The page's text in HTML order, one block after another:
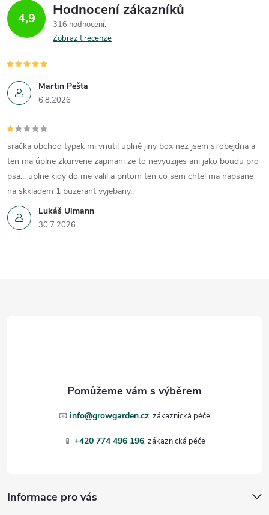
d
a
c
í
p
r
v
k
y
v
p
4,9 Hodnocení zákazníků
316 hodnocení
Zobrazit recenze
Martin Pešta
6.8.2026
Lukáš Ulmann
30.7.2026
sračka obchod typek mi vnutil uplně jiny box nez jsem si obejdna a
ten ma úplne zkurvene zapinani ze to nevyuzijes ani jako boudu pro
psa... uplne kidy do me valil a pritom ten co sem chtel ma napsane
na skkladem 1 buzerant vyjebany..
📧 info@growgarden.cz
📱 +420 774 496 196
Informace pro vás